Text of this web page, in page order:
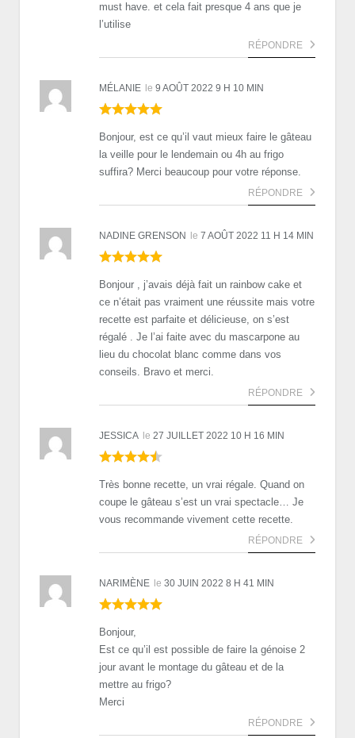
must have. et cela fait presque 4 ans que je
l’utilise
RÉPONDRE
MÉLANIE le 9 AOÛT 2022 9 H 10 MIN
Bonjour, est ce qu’il vaut mieux faire le gâteau
la veille pour le lendemain ou 4h au frigo
suffira? Merci beaucoup pour votre réponse.
RÉPONDRE
NADINE GRENSON le 7 AOÛT 2022 11 H 14 MIN
Bonjour , j’avais déjà fait un rainbow cake et
ce n’était pas vraiment une réussite mais votre
recette est parfaite et délicieuse, on s’est
régalé . Je l’ai faite avec du mascarpone au
lieu du chocolat blanc comme dans vos
conseils. Bravo et merci.
RÉPONDRE
JESSICA le 27 JUILLET 2022 10 H 16 MIN
Très bonne recette, un vrai régale. Quand on
coupe le gâteau s’est un vrai spectacle… Je
vous recommande vivement cette recette.
RÉPONDRE
NARIMÈNE le 30 JUIN 2022 8 H 41 MIN
Bonjour,
Est ce qu’il est possible de faire la génoise 2
jour avant le montage du gâteau et de la
mettre au frigo?
Merci
RÉPONDRE